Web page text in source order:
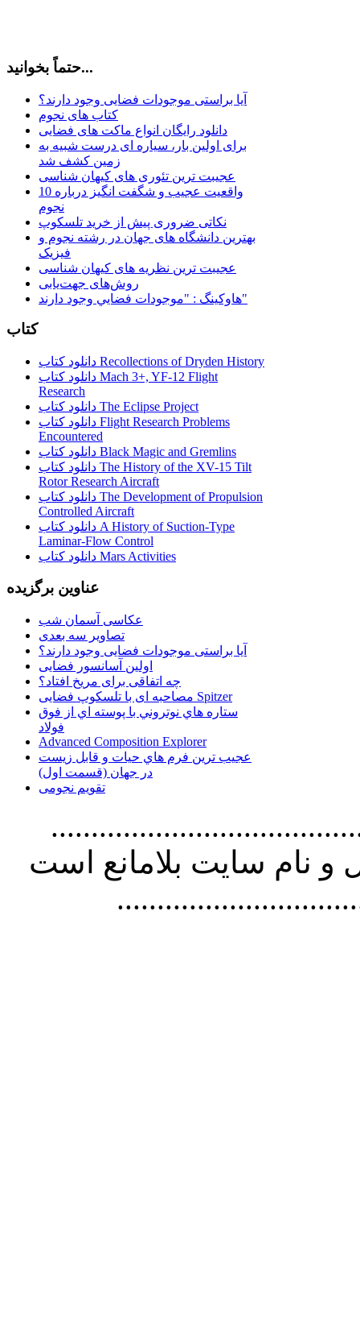
حتماً بخوانید...
آیا براستی موجودات فضایی وجود دارند؟
کتاب های نجوم
دانلود رایگان انواع ماکت های فضایی
برای اولین بار، سیاره ای درست شبیه به
زمین کشف شد
عجیبت ترین تئوری های کیهان شناسی
10 واقعیت عجیب و شگفت انگیز درباره
نجوم
نکاتی ضروری پیش از خرید تلسکوپ
بهترین دانشگاه های جهان در رشته نجوم و
فیزیک
عجیبت ترین نظریه های کیهان شناسی
روش‌های جهت‌یابی
هاوكينگ : "موجودات فضايي وجود دارند"
کتاب
دانلود کتاب Recollections of Dryden History
دانلود کتاب Mach 3+, YF-12 Flight
Research
دانلود کتاب The Eclipse Project
دانلود کتاب Flight Research Problems
Encountered
دانلود کتاب Black Magic and Gremlins
دانلود کتاب The History of the XV-15 Tilt
Rotor Research Aircraft
دانلود کتاب The Development of Propulsion
Controlled Aircraft
دانلود کتاب A History of Suction-Type
Laminar-Flow Control
دانلود کتاب Mars Activities
عناوین برگزیده
عکاسی آسمان شب
تصاویر سه بعدی
آیا براستی موجودات فضایی وجود دارند؟
اولین آسانسور فضایی
چه اتفاقی برای مریخ افتاد؟
مصاحبه ای با تلسکوپ فضایی Spitzer
ستاره هاي نوتروني با پوسته اي از فوق
فولاد
Advanced Composition Explorer
عجیب ترین فرم هاي حيات و قابل زيست
در جهان (قسمت اول)
تقویم نجومی
استفاده از
نام سايت بلامانع است